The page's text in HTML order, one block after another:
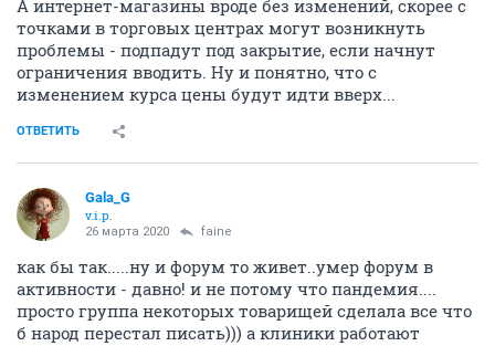
А интернет-магазины вроде без изменений, скорее с
точками в торговых центрах могут возникнуть
проблемы - подпадут под закрытие, если начнут
ограничения вводить. Ну и понятно, что с
изменением курса цены будут идти вверх...
ОТВЕТИТЬ
Gala_G
v.i.p.
26 марта 2020 faine
как бы так.....ну и форум то живет..умер форум в
активности - давно! и не потому что пандемия....
просто группа некоторых товарищей сделала все что
б народ перестал писать))) а клиники работают